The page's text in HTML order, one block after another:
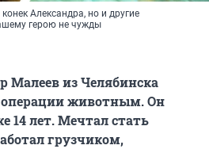
Александра, но и другие
герою не чужды
Малеев из Челябинска
животным. Он
14 лет. Мечтал стать
грузчиком,